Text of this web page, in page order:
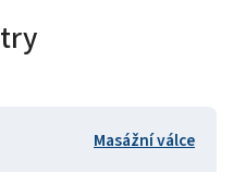
Masážní válce